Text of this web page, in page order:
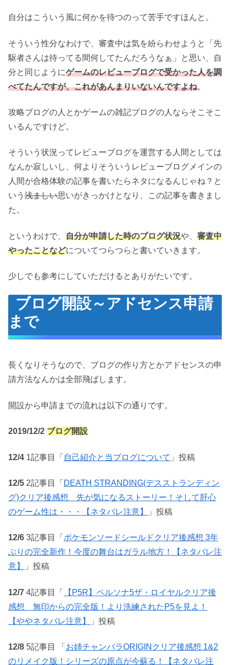
自分はこういう風に何かを待つのって苦手ですほんと。
そういう性分なわけで、審査中は気を紛らわせようと「先
駆者さんは待ってる間何してたんだろうなぁ」と思い、自
分と同じようにゲームのレビューブログで受かった人を調
べてたんですが、これがあんまりいないんですよね。
攻略ブログの人とかゲームの雑記ブログの人ならそこそこ
いるんですけど。
そういう状況ってレビューブログを運営する人間としては
なんか寂しいし、何よりそういうレビューブログメインの
人間が合格体験の記事を書いたらネタになるんじゃね？と
いう 浅ましい思いがきっかけとなり、この記事を書きまし
た。
というわけで、 自分が申請した時のブログ状況や、 審査中
やったことなどについてつらつらと書いていきます。
少しでも参考にしていただけるとありがたいです。
ブログ開設～アドセンス申請
まで
長くなりそうなので、ブログの作り方とかアドセンスの申
請方法なんかは全部飛ばします。
開設から申請までの流れは以下の通りです。
2019/12/2 ブログ開設
12/4 1記事目「 自己紹介と当ブログについて 」投稿
12/5 2記事目「 DEATH STRANDING(デスストランディン
グ)クリア後感想 先が気になるストーリー！そして肝心
のゲーム性は・・・【ネタバレ注意】
」投稿
12/6 3記事目「 ポケモンソードシールドクリア後感想 3年
ぶりの完全新作！今度の舞台はガラル地方！【ネタバレ注
意】
」投稿
12/7 4記事目「
【P5R】ペルソナ5ザ・ロイヤルクリア後
感想 無印からの完全版！より洗練されたP5を見よ！
【ややネタバレ注意】
」投稿
12/8 5記事目 「 お姉チャンバラORIGINクリア後感想 1&2
のリメイク版！シリーズの原点が今蘇る！【ネタバレ注